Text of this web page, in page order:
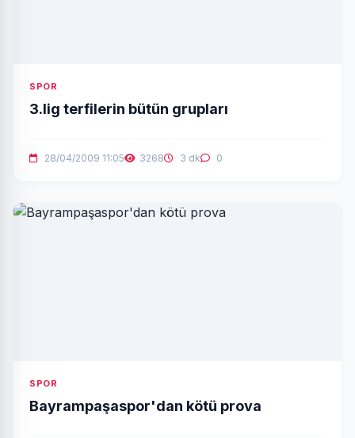
SPOR
3.lig terfilerin bütün grupları
28/04/2009 11:05 3268 3 dk 0
SPOR
Bayrampaşaspor'dan kötü prova